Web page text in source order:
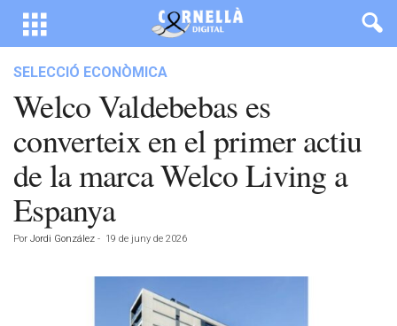
SELECCIÓ ECONÒMICA
Welco Valdebebas es
converteix en el primer actiu
de la marca Welco Living a
Espanya
Por Jordi González - 19 de juny de 2026